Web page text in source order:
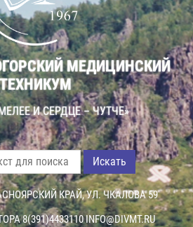
МЕДИЦИНСКИЙ
ТЕХНИКУМ
И СЕРДЦЕ – ЧУТЧЕ»
Искать
КРАЙ, УЛ. ЧКАЛОВА 59
8(391)4433110INFO@DIVMT.RU